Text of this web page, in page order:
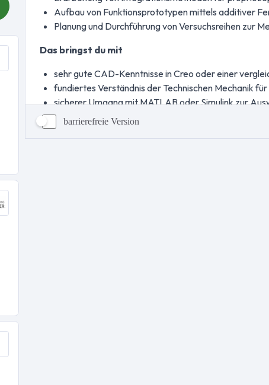
barrierefreie Version